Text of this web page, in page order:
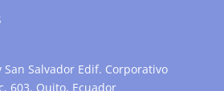
San Salvador Edif. Corporativo
603. Quito, Ecuador